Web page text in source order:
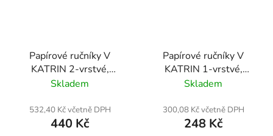
Papírové ručníky V
KATRIN 2-vrstvé,
celulóza, 3040 ks,
Skladem
532,40 Kč včetně DPH
440 Kč
Papírové ručníky V
KATRIN 1-vrstvé,
celulóza, 4000 ks,
Skladem
300,08 Kč včetně DPH
248 Kč